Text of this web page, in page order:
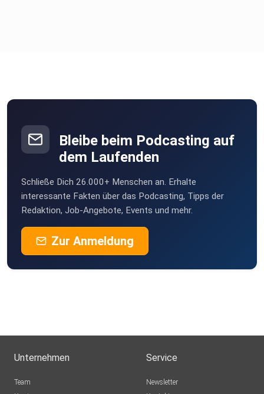
Bleibe beim Podcasting auf
dem Laufenden
Schließe Dich 26.000+ Menschen an. Erhalte
interessante Fakten über das Podcasting, Tipps der
Redaktion, Job-Angebote, Events und mehr.
Zur Anmeldung
Unternehmen
Team
Service
Newsletter